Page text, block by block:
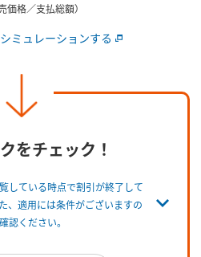
価格／支払総額）
ミュレーションする
をチェック！
している時点で割引が終了して
、適用には条件がございますの
認ください。